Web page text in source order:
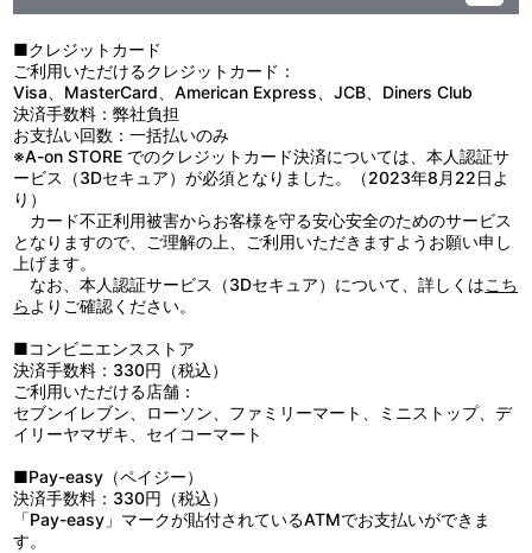
1：Ｉｎｎｏｃｅｎｔ Ｓｋｙ ～青空を心に抱いて～
2：お前の部屋まで送らせてくれ（ヴィクトールモノローグ）
3：連続ドラマ「執務と食事」その３
■クレジットカード
ご利用いただけるクレジットカード：
Visa、MasterCard、American Express、JCB、Diners Club
決済手数料：弊社負担
お支払い回数：一括払いのみ
※A-on STORE でのクレジットカード決済については、本人認証サ
ービス（3Dセキュア）が必須となりました。（2023年8月22日よ
り）
カード不正利用被害からお客様を守る安心安全のためのサービス
となりますので、ご理解の上、ご利用いただきますようお願い申し
上げます。
なお、本人認証サービス（3Dセキュア）について、詳しくはこち
ら よりご確認ください。
■コンビニエンスストア
決済手数料：330円（税込）
ご利用いただける店舗：
セブンイレブン、ローソン、ファミリーマート、ミニストップ、デ
イリーヤマザキ、セイコーマート
■Pay-easy（ペイジー）
決済手数料：330円（税込）
「Pay-easy」マークが貼付されているATMでお支払いができま
す。